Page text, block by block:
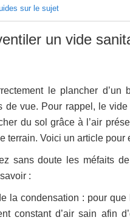
sur le sujet
un vide
le plancher
de vue. Pour rappel, le
du sol grâce à l’air
terrain. Voici un article pour
sans doute les méfaits
:
la condensation : pour
constant d’air sain afin